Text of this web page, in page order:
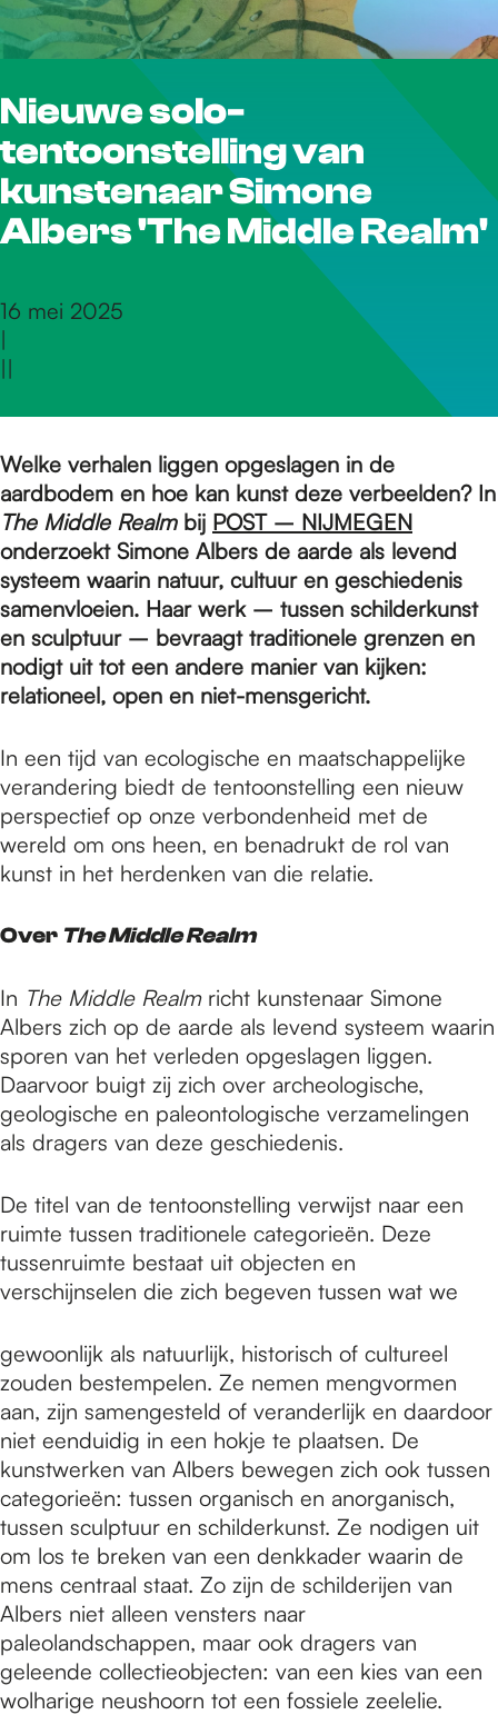
r
d
e
m
e
p
a
g
e
Nieuwe solo-
tentoonstelling van
kunstenaar Simone
Albers 'The Middle Realm'
16 mei 2025
|
||
Welke verhalen liggen opgeslagen in de
aardbodem en hoe kan kunst deze verbeelden? In
The Middle Realm bij POST – NIJMEGEN
onderzoekt Simone Albers de aarde als levend
systeem waarin natuur, cultuur en geschiedenis
samenvloeien. Haar werk – tussen schilderkunst
en sculptuur – bevraagt traditionele grenzen en
nodigt uit tot een andere manier van kijken:
relationeel, open en niet-mensgericht.
In een tijd van ecologische en maatschappelijke
verandering biedt de tentoonstelling een nieuw
perspectief op onze verbondenheid met de
wereld om ons heen, en benadrukt de rol van
kunst in het herdenken van die relatie.
Over The Middle Realm
In The Middle Realm richt kunstenaar Simone
Albers zich op de aarde als levend systeem waarin
sporen van het verleden opgeslagen liggen.
Daarvoor buigt zij zich over archeologische,
geologische en paleontologische verzamelingen
als dragers van deze geschiedenis.
De titel van de tentoonstelling verwijst naar een
ruimte tussen traditionele categorieën. Deze
tussenruimte bestaat uit objecten en
verschijnselen die zich begeven tussen wat we
gewoonlijk als natuurlijk, historisch of cultureel
zouden bestempelen. Ze nemen mengvormen
aan, zijn samengesteld of veranderlijk en daardoor
niet eenduidig in een hokje te plaatsen. De
kunstwerken van Albers bewegen zich ook tussen
categorieën: tussen organisch en anorganisch,
tussen sculptuur en schilderkunst. Ze nodigen uit
om los te breken van een denkkader waarin de
mens centraal staat. Zo zijn de schilderijen van
Albers niet alleen vensters naar
paleolandschappen, maar ook dragers van
geleende collectieobjecten: van een kies van een
wolharige neushoorn tot een fossiele zeelelie.